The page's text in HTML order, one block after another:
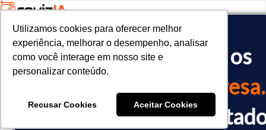
O Fisco já cruzou os
da sua empresa.
Você já sabe o
Utilizamos cookies para oferecer melhor
experiência, melhorar o desempenho, analisar
como você interage em nosso site e
personalizar conteúdo.
Recusar Cookies Aceitar Cookies
Utilizamos cookies para oferecer melhor
experiência, melhorar o desempenho, analisar
como você interage em nosso site e
personalizar conteúdo.
Recusar Cookies Aceitar Cookies
<!-- Google tag (gtag.js) -->
<script async src="https://www.googletagmanager.com/gtag/
<script>
  window.dataLayer = window.dataLayer || [];
  gtag('config', 'AW-10793602440');